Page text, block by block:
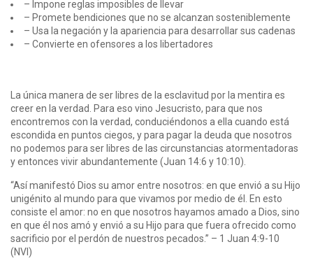
– Impone reglas imposibles de llevar
– Promete bendiciones que no se alcanzan sosteniblemente
– Usa la negación y la apariencia para desarrollar sus cadenas
– Convierte en ofensores a los libertadores
La única manera de ser libres de la esclavitud por la mentira es
creer en la verdad. Para eso vino Jesucristo, para que nos
encontremos con la verdad, conduciéndonos a ella cuando está
escondida en puntos ciegos, y para pagar la deuda que nosotros
no podemos para ser libres de las circunstancias atormentadoras
y entonces vivir abundantemente (Juan 14:6 y 10:10).
“Así manifestó Dios su amor entre nosotros: en que envió a su Hijo
unigénito al mundo para que vivamos por medio de él. En esto
consiste el amor: no en que nosotros hayamos amado a Dios, sino
en que él nos amó y envió a su Hijo para que fuera ofrecido como
sacrificio por el perdón de nuestros pecados.” – 1 Juan 4:9-10
(NVI)